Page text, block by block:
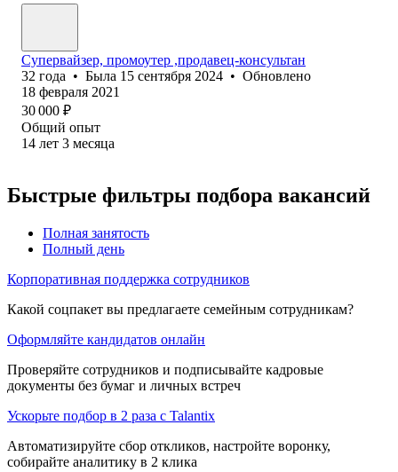
Супервайзер, промоутер ,продавец-консультан
32 года • Была 15 сентября 2024 • Обновлено
18 февраля 2021
30 000 ₽
Общий опыт
14 лет 3 месяца
Быстрые фильтры подбора вакансий
Полная занятость
Полный день
Корпоративная поддержка сотрудников
Какой соцпакет вы предлагаете семейным сотрудникам?
Оформляйте кандидатов онлайн
Проверяйте сотрудников и подписывайте кадровые
документы без бумаг и личных встреч
Ускорьте подбор в 2 раза с Talantix
Автоматизируйте сбор откликов, настройте воронку,
собирайте аналитику в 2 клика